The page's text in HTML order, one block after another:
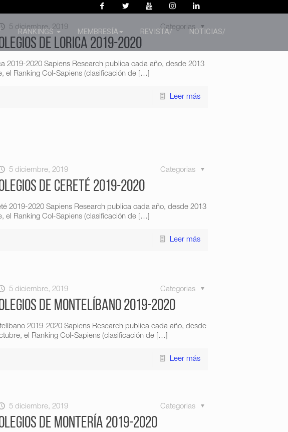
RANKINGS MEMBRESÍA REVISTA/ NOTICIAS/
5 diciembre, 2019 Categorias
de Lorica 2019-2020
2019-2020 Sapiens Research publica cada año, desde 2013
el Ranking Col-Sapiens (clasificación de[…]
Leer más
5 diciembre, 2019 Categorias
de Cereté 2019-2020
2019-2020 Sapiens Research publica cada año, desde 2013
el Ranking Col-Sapiens (clasificación de[…]
Leer más
5 diciembre, 2019 Categorias
de Montelíbano 2019-2020
2019-2020 Sapiens Research publica cada año, desde
el Ranking Col-Sapiens (clasificación de[…]
Leer más
5 diciembre, 2019 Categorias
de Montería 2019-2020